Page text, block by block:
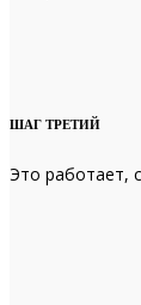
ШАГ ТРЕТИЙ
Это работает,